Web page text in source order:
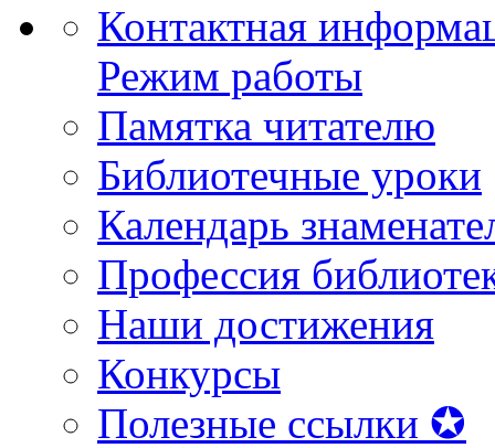
Контактная
Режим работы
Памятка читателю
Библиотечные уроки
Календарь
Профессия
Наши достижения
Конкурсы
Полезные ссылки ✪